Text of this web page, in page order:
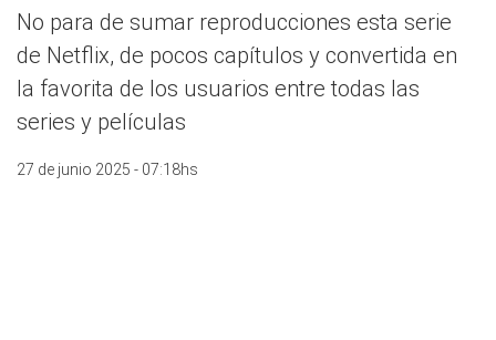
No para de sumar reproducciones esta serie
de Netflix, de pocos capítulos y convertida en
la favorita de los usuarios entre todas las
series y películas
27 de junio 2025 - 07:18hs